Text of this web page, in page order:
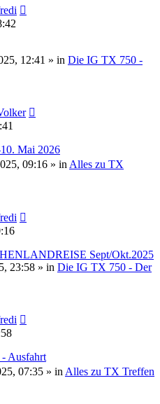
12:41 » in Die IG TX 750 -
Mai 2026
09:16 » in Alles zu TX
Sept/Okt.2025
23:58 » in Die IG TX 750 - Der
Ausfahrt
07:35 » in Alles zu TX Treffen